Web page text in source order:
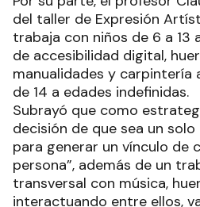
del taller de Expresión
trabaja con niños de 6 a 13
de accesibilidad digital,
manualidades y carpintería
de 14 a edades indefinidas.
Subrayó que como
decisión de que sea un
para generar un vínculo de
persona”, además de un
transversal con música,
interactuando entre ellos,